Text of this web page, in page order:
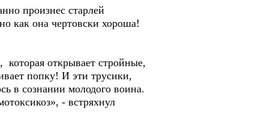
произнес старлей
как она чертовски хороша!
открывает стройные,
попку! И эти трусики,
в сознании молодого воина.
- встряхнул